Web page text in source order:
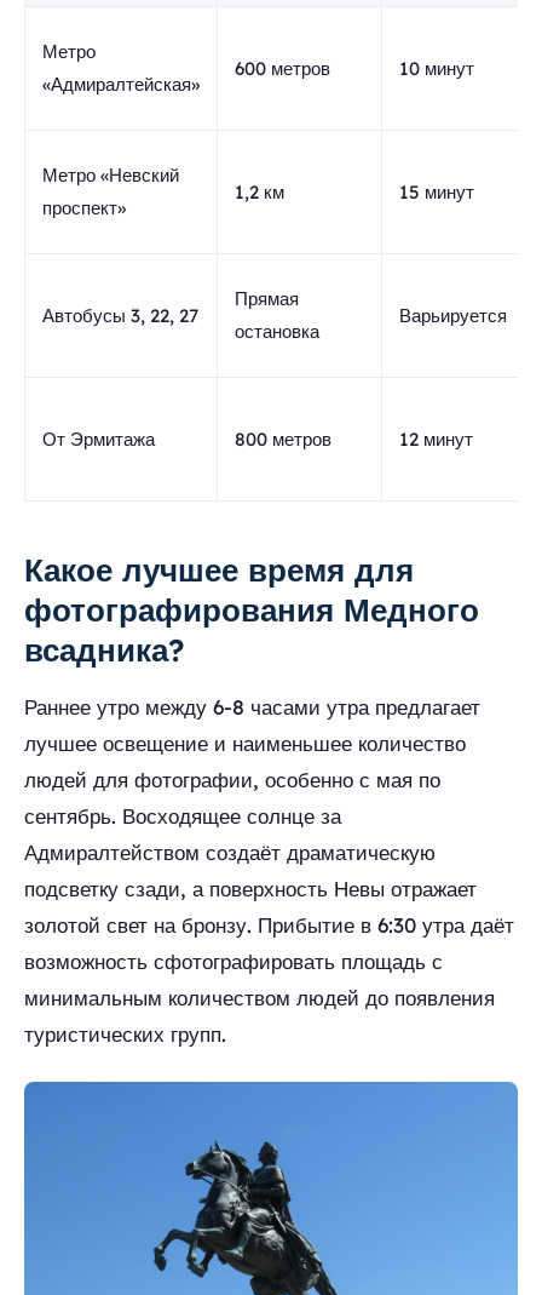
Метро
«Адмиралтейская»
600 метров 10 минут
Метро «Невский
проспект»
1,2 км 15 минут
Автобусы 3, 22, 27
Прямая
остановка
Варьируется
От Эрмитажа 800 метров 12 минут
Какое лучшее время для
фотографирования Медного
всадника?
Раннее утро между 6-8 часами утра предлагает
лучшее освещение и наименьшее количество
людей для фотографии, особенно с мая по
сентябрь. Восходящее солнце за
Адмиралтейством создаёт драматическую
подсветку сзади, а поверхность Невы отражает
золотой свет на бронзу. Прибытие в 6:30 утра даёт
возможность сфотографировать площадь с
минимальным количеством людей до появления
туристических групп.